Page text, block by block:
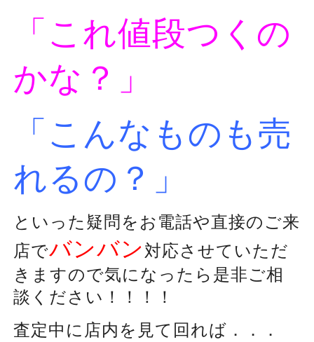
「これ値段つくの
かな？」
「こんなものも売
れるの？」
といった疑問をお電話や直接のご来
店でバンバン対応させていただ
きますので気になったら是非ご相
談ください！！！！
査定中に店内を見て回れば．．．